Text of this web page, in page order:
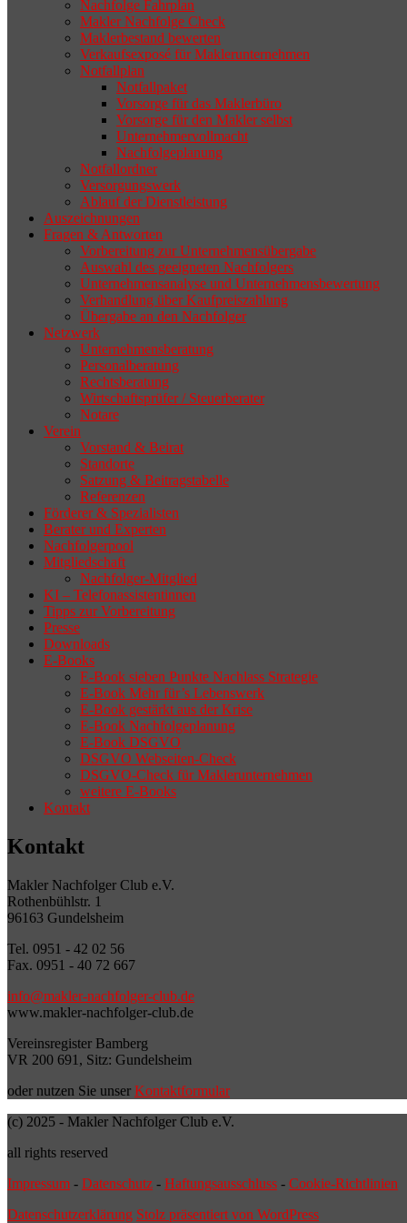
Nachfolge Fahrplan
Makler Nachfolge Check
Maklerbestand bewerten
Verkaufsexposé für Maklerunternehmen
Notfallplan
Notfallpaket
Vorsorge für das Maklerbüro
Vorsorge für den Makler selbst
Unternehmervollmacht
Nachfolgeplanung
Notfallordner
Versorgungswerk
Ablauf der Dienstleistung
Auszeichnungen
Fragen & Antworten
Vorbereitung zur Unternehmensübergabe
Auswahl des geeigneten Nachfolgers
Unternehmensanalyse und Unternehmensbewertung
Verhandlung über Kaufpreiszahlung
Übergabe an den Nachfolger
Netzwerk
Unternehmensberatung
Personalberatung
Rechtsberatung
Wirtschaftsprüfer / Steuerberater
Notare
Verein
Vorstand & Beirat
Standorte
Satzung & Beitragstabelle
Referenzen
Förderer & Spezialisten
Berater und Experten
Nachfolgerpool
Mitgliedschaft
Nachfolger-Mitglied
KI – Telefonassistentinnen
Tipps zur Vorbereitung
Presse
Downloads
E-Books
E-Book sieben Punkte Nachlass Strategie
E-Book Mehr für’s Lebenswerk
E-Book gestärkt aus der Krise
E-Book Nachfolgeplanung
E-Book DSGVO
DSGVO Webseiten-Check
DSGVO-Check für Maklerunternehmen
weitere E-Books
Kontakt
Kontakt
Makler Nachfolger Club e.V.
Rothenbühlstr. 1
96163 Gundelsheim
Tel. 0951 - 42 02 56
Fax. 0951 - 40 72 667
info@makler-nachfolger-club.de
www.makler-nachfolger-club.de
Vereinsregister Bamberg
VR 200 691, Sitz: Gundelsheim
oder nutzen Sie unser Kontaktformular
(c) 2025 - Makler Nachfolger Club e.V.
all rights reserved
Impressum - Datenschutz - Haftungsausschluss - Cookie-Richtlinien
Datenschutzerklärung Stolz präsentiert von WordPress